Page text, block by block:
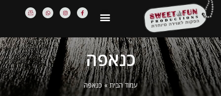
כנאפה
עמוד הבית»כנאפה